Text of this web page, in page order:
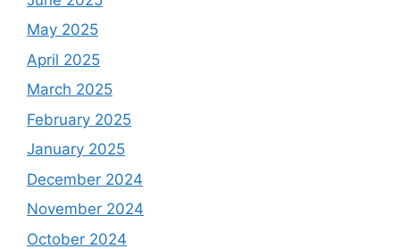
May 2025
April 2025
March 2025
February 2025
January 2025
December 2024
November 2024
October 2024